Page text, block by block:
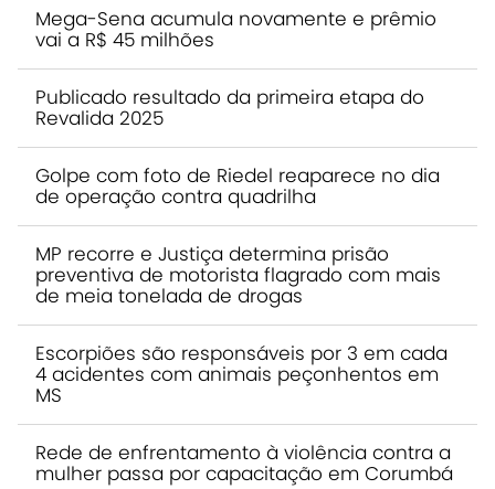
Mega-Sena acumula novamente e prêmio
vai a R$ 45 milhões
Publicado resultado da primeira etapa do
Revalida 2025
Golpe com foto de Riedel reaparece no dia
de operação contra quadrilha
MP recorre e Justiça determina prisão
preventiva de motorista flagrado com mais
de meia tonelada de drogas
Escorpiões são responsáveis por 3 em cada
4 acidentes com animais peçonhentos em
MS
Rede de enfrentamento à violência contra a
mulher passa por capacitação em Corumbá